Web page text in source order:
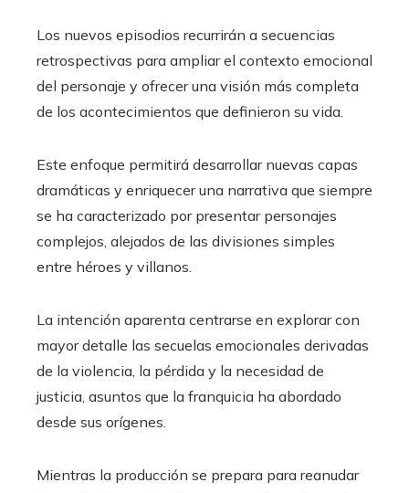
Los nuevos episodios recurrirán a secuencias
retrospectivas para ampliar el contexto emocional
del personaje y ofrecer una visión más completa
de los acontecimientos que definieron su vida.
Este enfoque permitirá desarrollar nuevas capas
dramáticas y enriquecer una narrativa que siempre
se ha caracterizado por presentar personajes
complejos, alejados de las divisiones simples
entre héroes y villanos.
La intención aparenta centrarse en explorar con
mayor detalle las secuelas emocionales derivadas
de la violencia, la pérdida y la necesidad de
justicia, asuntos que la franquicia ha abordado
desde sus orígenes.
Mientras la producción se prepara para reanudar